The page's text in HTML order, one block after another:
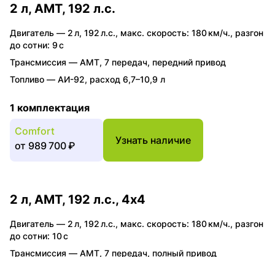
2 л, AMT, 192 л.с.
Двигатель — 2 л, 192 л.с., макс. скорость: 180 км/ч., разгон
до сотни: 9 с
Трансмиссия — AMT, 7 передач, передний привод
Топливо — АИ-92, расход 6,7–10,9 л
1 комплектация
Comfort
от 989 700 ₽ Узнать наличие
2 л, AMT, 192 л.с., 4x4
Двигатель — 2 л, 192 л.с., макс. скорость: 180 км/ч., разгон
до сотни: 10 с
Трансмиссия — AMT, 7 передач, полный привод